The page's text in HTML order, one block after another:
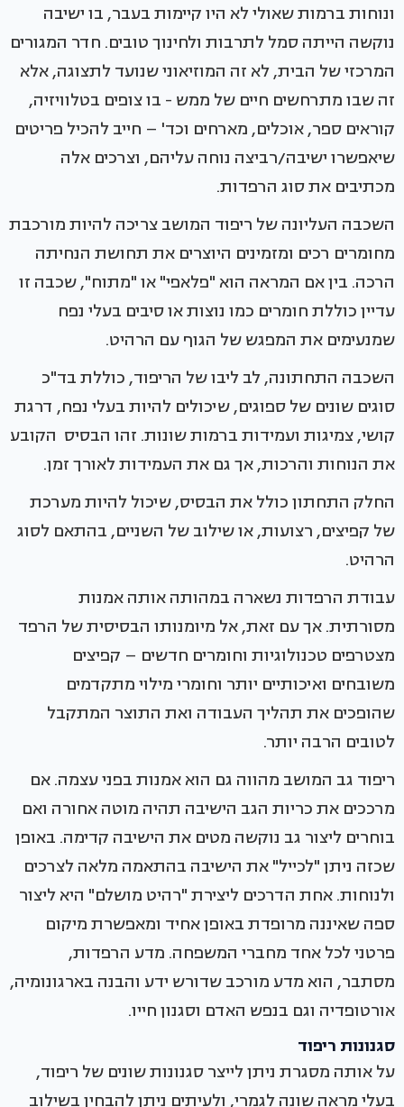
ונוחות ברמות שאולי לא היו קיימות בעבר, בו ישיבה
נוקשה הייתה סמל לתרבות ולחינוך טובים. חדר המגורים
המרכזי של הבית, לא זה המוזיאוני שנועד לתצוגה, אלא
זה שבו מתרחשים חיים של ממש - בו צופים בטלוויזיה,
קוראים ספר, אוכלים, מארחים וכד' – חייב להכיל פריטים
שיאפשרו ישיבה/רביצה נוחה עליהם, וצרכים אלה
מכתיבים את סוג הרפדות.
השכבה העליונה של ריפוד המושב צריכה להיות מורכבת
מחומרים רכים ומזמינים היוצרים את תחושת הנחיתה
הרכה. בין אם המראה הוא "פלאפי" או "מתוח", שכבה זו
עדיין כוללת חומרים כמו נוצות או סיבים בעלי נפח
שמנעימים את המפגש של הגוף עם הרהיט.
השכבה התחתונה, לב ליבו של הריפוד, כוללת בד"כ
סוגים שונים של ספוגים, שיכולים להיות בעלי נפח, דרגת
קושי, צמיגות ועמידות ברמות שונות. זהו הבסיס הקובע
את הנוחות והרכות, אך גם את העמידות לאורך זמן.
החלק התחתון כולל את הבסיס, שיכול להיות מערכת
של קפיצים, רצועות, או שילוב של השניים, בהתאם לסוג
הרהיט.
עבודת הרפדות נשארה במהותה אותה אמנות
מסורתית. אך עם זאת, אל מיומנותו הבסיסית של הרפד
מצטרפים טכנולוגיות וחומרים חדשים – קפיצים
משובחים ואיכותיים יותר וחומרי מילוי מתקדמים
שהופכים את תהליך העבודה ואת התוצר המתקבל
לטובים הרבה יותר.
ריפוד גב המושב מהווה גם הוא אמנות בפני עצמה. אם
מרככים את כריות הגב הישיבה תהיה מוטה אחורה ואם
בוחרים ליצור גב נוקשה מטים את הישיבה קדימה. באופן
שכזה ניתן "לכייל" את הישיבה בהתאמה מלאה לצרכים
ולנוחות. אחת הדרכים ליצירת "רהיט מושלם" היא ליצור
ספה שאיננה מרופדת באופן אחיד ומאפשרת מיקום
פרטני לכל אחד מחברי המשפחה. מדע הרפדות,
מסתבר, הוא מדע מורכב שדורש ידע והבנה בארגונומיה,
אורטופדיה וגם בנפש האדם וסגנון חייו.
סגנונות ריפוד
על אותה מסגרת ניתן לייצר סגנונות שונים של ריפוד,
בעלי מראה שונה לגמרי, ולעיתים ניתן להבחין בשילוב